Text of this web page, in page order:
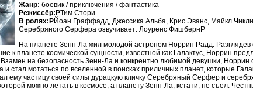
Жанр: боевик / приключения / фантастика
Режиссёр:PТим Стори
В ролях:PЙоан Граффадд, Джессика Альба, Крис Эванс, Майкл
Серебряного Серфера озвучивает: Лоуренс ФишбернP
На планете Зенн-Ла жил молодой астроном Норрин Радд.
к планете космической сущности, известной как Галактус, Норрин
на безопасность Зенн-Ла и конкрентно любимой девушки, Норрин
и стал мотаться по вселенной в поисках приличных планет, которые
ему частицу своей силы дурацкую кличку Серебряный Серфер и
можно летать в космосе, а планету Зенн-Ла, кстати, не съел.